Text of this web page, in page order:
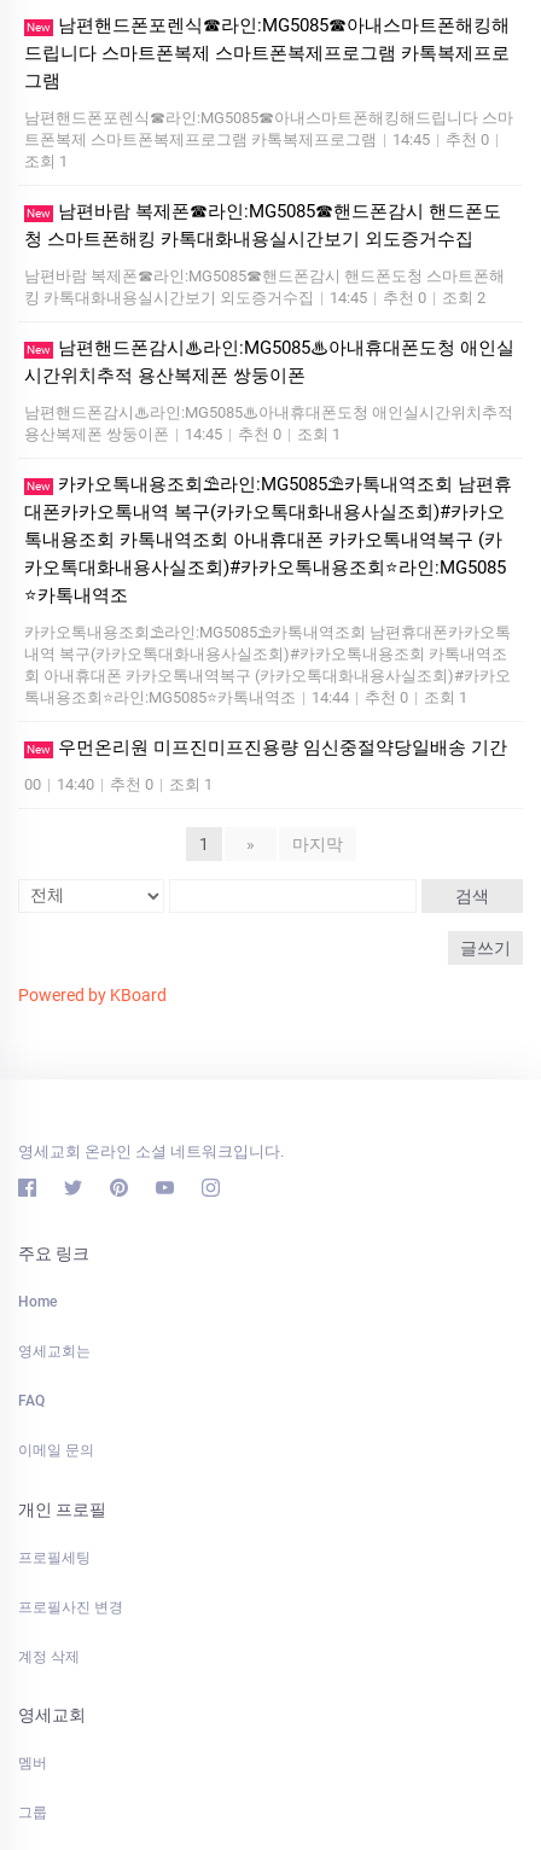
New
남편핸드폰포렌식☎라인:MG5085☎아내스마트폰해킹해
드립니다 스마트폰복제 스마트폰복제프로그램 카톡복제프로
그램
남편핸드폰포렌식☎라인:MG5085☎아내스마트폰해킹해드립니다 스마
트폰복제 스마트폰복제프로그램 카톡복제프로그램 | 14:45 | 추천 0 |
조회 1
New
남편바람 복제폰☎라인:MG5085☎핸드폰감시 핸드폰도
청 스마트폰해킹 카톡대화내용실시간보기 외도증거수집
남편바람 복제폰☎라인:MG5085☎핸드폰감시 핸드폰도청 스마트폰해
킹 카톡대화내용실시간보기 외도증거수집 | 14:45 | 추천 0 | 조회 2
New
남편핸드폰감시♨라인:MG5085♨아내휴대폰도청 애인실
시간위치추적 용산복제폰 쌍둥이폰
남편핸드폰감시♨라인:MG5085♨아내휴대폰도청 애인실시간위치추적
용산복제폰 쌍둥이폰 | 14:45 | 추천 0 | 조회 1
New
카카오톡내용조회⛱️라인:MG5085⛱️카톡내역조회 남편휴
대폰카카오톡내역 복구(카카오톡대화내용사실조회)#카카오
톡내용조회 카톡내역조회 아내휴대폰 카카오톡내역복구 (카
카오톡대화내용사실조회)#카카오톡내용조회⭐라인:MG5085
⭐카톡내역조
카카오톡내용조회⛱️라인:MG5085⛱️카톡내역조회 남편휴대폰카카오톡
내역 복구(카카오톡대화내용사실조회)#카카오톡내용조회 카톡내역조
회 아내휴대폰 카카오톡내역복구 (카카오톡대화내용사실조회)#카카오
톡내용조회⭐라인:MG5085⭐카톡내역조 | 14:44 | 추천 0 | 조회 1
New 우먼온리원 미프진미프진용량 임신중절약당일배송 기간
00 | 14:40 | 추천 0 | 조회 1
1 » 마지막
검색
글쓰기
Powered by KBoard
영세교회 온라인 소셜 네트워크입니다.
주요 링크
Home
영세교회는
FAQ
이메일 문의
개인 프로필
프로필세팅
프로필사진 변경
계정 삭제
영세교회
멤버
그룹